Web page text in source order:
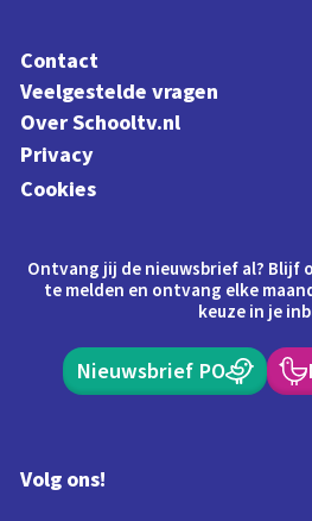
Contact
Veelgestelde vragen
Over Schooltv.nl
Privacy
Cookies
Ontvang jij de nieuwsbrief al? Blijf
te melden en ontvang elke
keuze in je
Nieuwsbrief PO
Volg ons!